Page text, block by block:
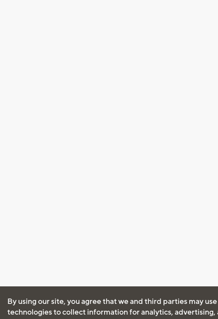
By using our site, you agree that we and third parties may
technologies to collect information for analytics, advertising,